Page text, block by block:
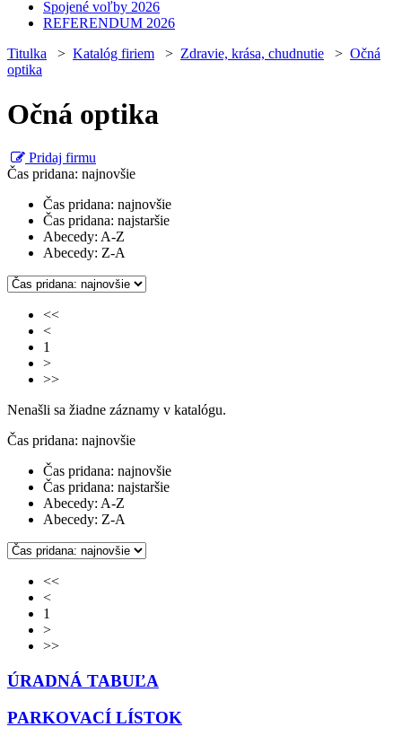
Spojené voľby 2026
REFERENDUM 2026
Titulka > Katalóg firiem > Zdravie, krása, chudnutie > Očná
optika
Očná optika
Pridaj firmu
Čas pridana: najnovšie
Čas pridana: najnovšie
Čas pridana: najstaršie
Abecedy: A-Z
Abecedy: Z-A
<<
<
1
>
>>
Nenašli sa žiadne záznamy v katalógu.
Čas pridana: najnovšie
Čas pridana: najnovšie
Čas pridana: najstaršie
Abecedy: A-Z
Abecedy: Z-A
<<
<
1
>
>>
ÚRADNÁ TABUĽA
PARKOVACÍ LÍSTOK